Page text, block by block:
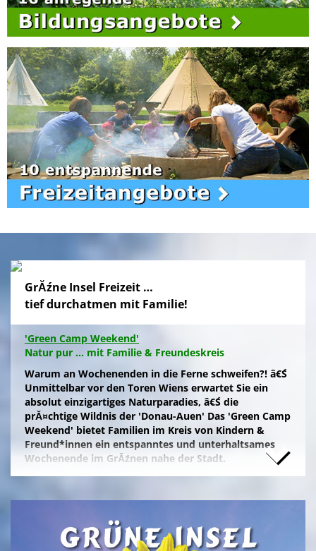
GrĂźne Insel Freizeit …
tief durchatmen mit Familie!
'Green Camp Weekend'
Natur pur ... mit Familie & Freundeskreis
Warum an Wochenenden in die Ferne schweifen?! â€Ś
Unmittelbar vor den Toren Wiens erwartet Sie ein
absolut einzigartiges Naturparadies, â€Ś die
prĂ¤chtige Wildnis der 'Donau-Auen' Das 'Green Camp
Weekend' bietet Familien im Kreis von Kindern &
Freund*innen ein entspanntes und unterhaltsames
Wochenende im GrĂźnen nahe der Stadt.
Naturfreunde, die lange Anfahrten meiden und zum
gepflegten Wiese im 'NationalparkCamp' mit
Selbstverpflegung, â€Ś inklusive KĂźhl- und Catering-